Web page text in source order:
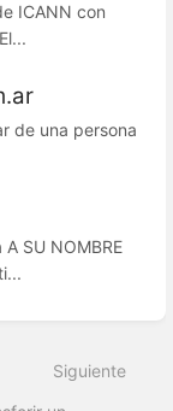
ICANN con
de una persona
SU NOMBRE
Siguiente